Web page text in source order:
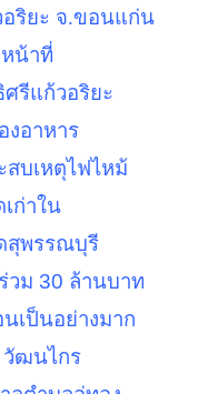
ริยะ จ.ขอนแก่น
น้าที่
รีแก้วอริยะ
งอาหาร
สบเหตุไฟไหม้
ก่าใน
สุพรรณบุรี
วม 30 ล้านบาท
เป็นอย่างมาก
ฒนไกร